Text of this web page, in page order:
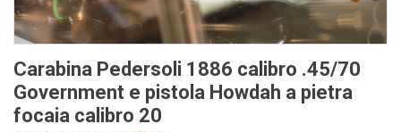
Carabina Pedersoli 1886 calibro .45/70
Government e pistola Howdah a pietra
focaia calibro 20